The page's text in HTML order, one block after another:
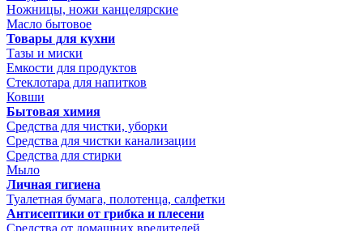
Ножницы, ножи канцелярские
Масло бытовое
Товары для кухни
Тазы и миски
Емкости для продуктов
Стеклотара для напитков
Ковши
Бытовая химия
Средства для чистки, уборки
Средства для чистки канализации
Средства для стирки
Мыло
Личная гигиена
Туалетная бумага, полотенца, салфетки
Антисептики от грибка и плесени
Средства от домашних вредителей